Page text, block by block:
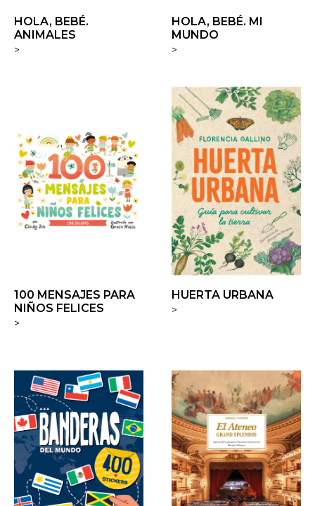
HOLA, BEBÉ.
ANIMALES
>
HOLA, BEBÉ. MI
MUNDO
>
100 MENSAJES PARA
NIÑOS FELICES
>
HUERTA URBANA
>